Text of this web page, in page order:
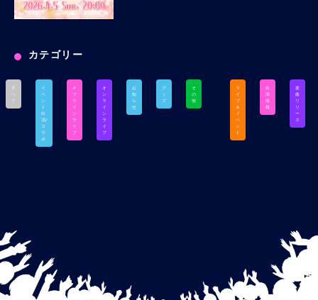
カテゴリー
す
べ
て
イ
ベ
ン
ト
出
演/
コ
ラ
ボ
オ
フ
ラ
イ
ン
ラ
イ
ブ
オ
ン
ラ
イ
ン
ラ
イ
ブ
お
知
ら
せ
グ
ッ
ズ
そ
の
他
ラ
イ
ブ
＆
イ
ベ
ン
ト
出
演
情
報
楽
曲
リ
リ
ー
ス